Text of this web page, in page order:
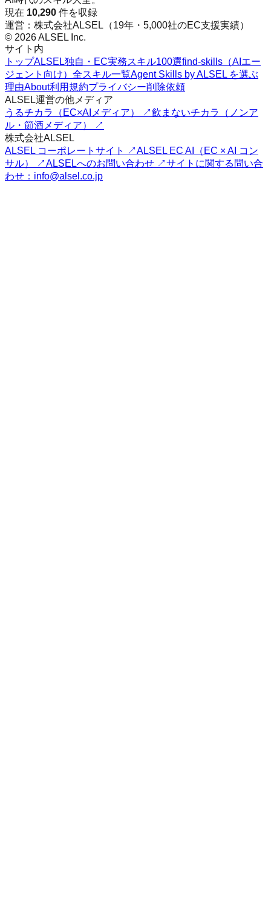
現在 10,290 件を収録
運営：株式会社ALSEL（19年・5,000社のEC支援実績）
© 2026 ALSEL Inc.
サイト内
トップALSEL独自・EC実務スキル100選find-skills（AIエー
ジェント向け） 全スキル一覧Agent Skills by ALSEL を選ぶ
理由About利用規約プライバシー削除依頼
ALSEL運営の他メディア
うるチカラ（EC×AIメディア） ↗飲まないチカラ（ノンア
ル・節酒メディア） ↗
株式会社ALSEL
ALSEL コーポレートサイト ↗ALSEL EC AI（EC × AI コン
サル） ↗ALSELへのお問い合わせ ↗サイトに関する問い合
わせ：info@alsel.co.jp